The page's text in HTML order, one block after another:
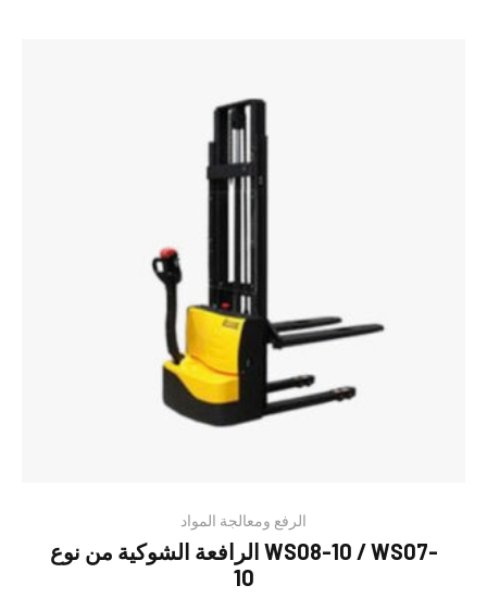
الرفع ومعالجة المواد
الرافعة الشوكية من نوع WS08-10 / WS07-
10